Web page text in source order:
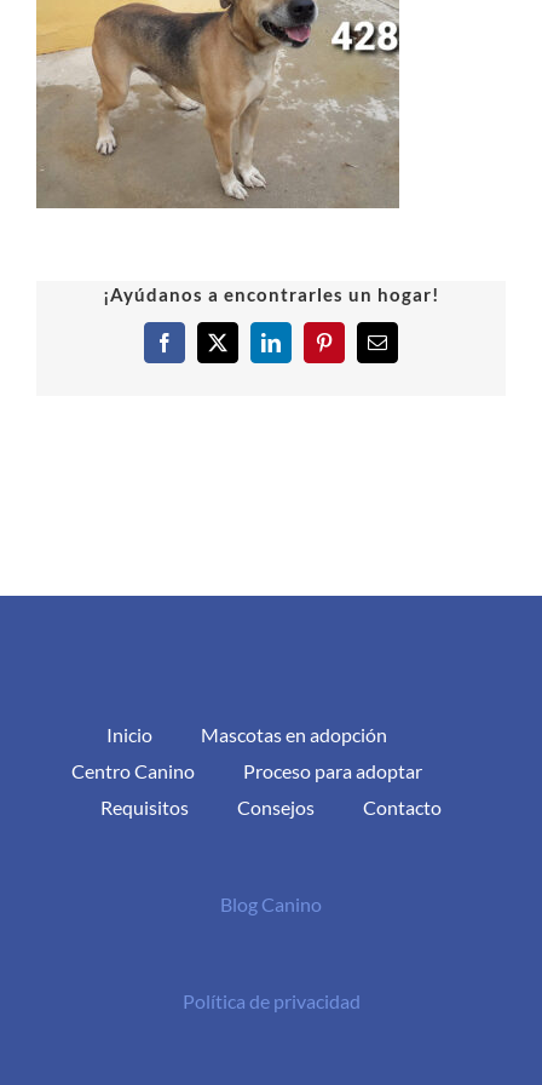
¡Ayúdanos a encontrarles un hogar!
Facebook
X LinkedInPinterestCorreo
Inicio
Mascotas en adopción
Centro Canino
Proceso para adoptar
Requisitos
Consejos Contacto
Blog Canino
Política de privacidad